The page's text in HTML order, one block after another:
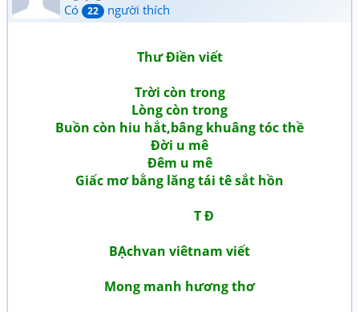
Có
22 người thích
Thư Điền viết
Trời còn trong
Lòng còn trong
Buồn còn hiu hắt,bâng khuâng tóc thề
Đời u mê
Đêm u mê
Giấc mơ bằng lăng tái tê sắt hồn
T Đ
BẠchvan viêtnam viết
Mong manh hương thơ